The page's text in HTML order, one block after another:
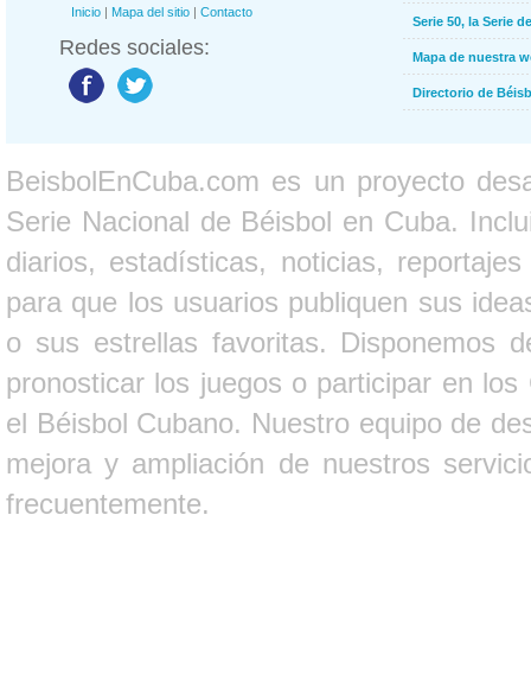
Inicio | Mapa del sitio | Contacto
Redes sociales:
Serie 50, la Serie
Mapa de nuestra
Directorio de
BeisbolEnCuba.com es un proyecto
Serie Nacional de Béisbol en Cuba.
diarios, estadísticas, noticias,
para que los usuarios publiquen sus
o sus estrellas favoritas. Disponemos
pronosticar los juegos o participar en
el Béisbol Cubano. Nuestro equipo de
mejora y ampliación de nuestros
frecuentemente.